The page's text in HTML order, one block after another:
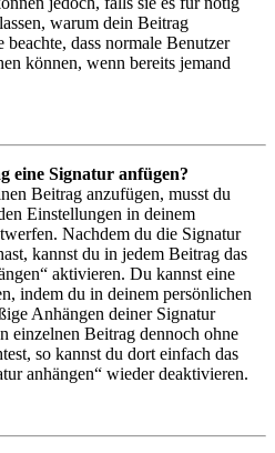
warum dein Beitrag
dass normale Benutzer
können, wenn bereits jemand
eine Signatur anfügen?
Beitrag anzufügen, musst du
Einstellungen in deinem
Nachdem du die Signatur
kannst du in jedem Beitrag das
aktivieren. Du kannst eine
indem du in deinem persönlichen
Anhängen deiner Signatur
einzelnen Beitrag dennoch ohne
so kannst du dort einfach das
anhängen“ wieder deaktivieren.